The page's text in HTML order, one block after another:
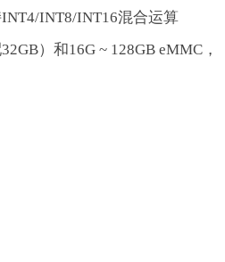
INT8/INT16混合运算
）和16G ~ 128GB eMMC，